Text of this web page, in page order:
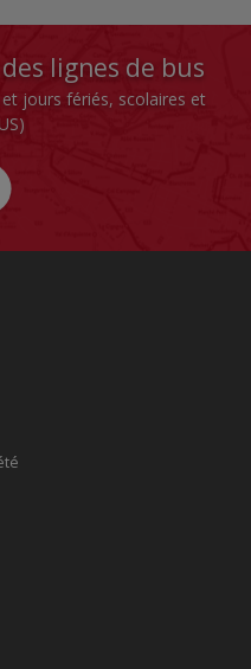
lignes de bus
jours fériés, scolaires et